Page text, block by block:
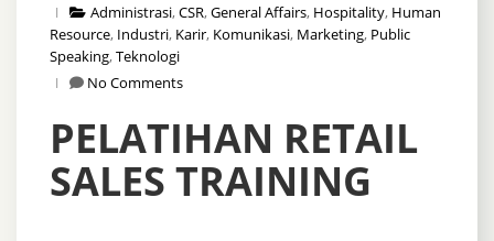
Administrasi,CSR,General Affairs, Hospitality, Human
Resource, Industri, Karir, Komunikasi, Marketing, Public
Speaking,Teknologi
No Comments
PELATIHAN RETAIL
SALES TRAINING